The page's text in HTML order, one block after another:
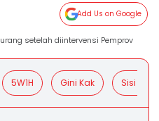
Add Us on Google
setelah diintervensi Pemprov
5W1H Gini Kak Sisi